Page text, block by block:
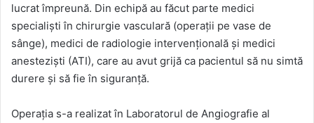
lucrat împreună. Din echipă au făcut parte medici
specialiști în chirurgie vasculară (operații pe vase de
sânge), medici de radiologie intervențională și medici
anesteziști (ATI), care au avut grijă ca pacientul să nu simtă
durere și să fie în siguranță.
Operația s-a realizat în Laboratorul de Angiografie al